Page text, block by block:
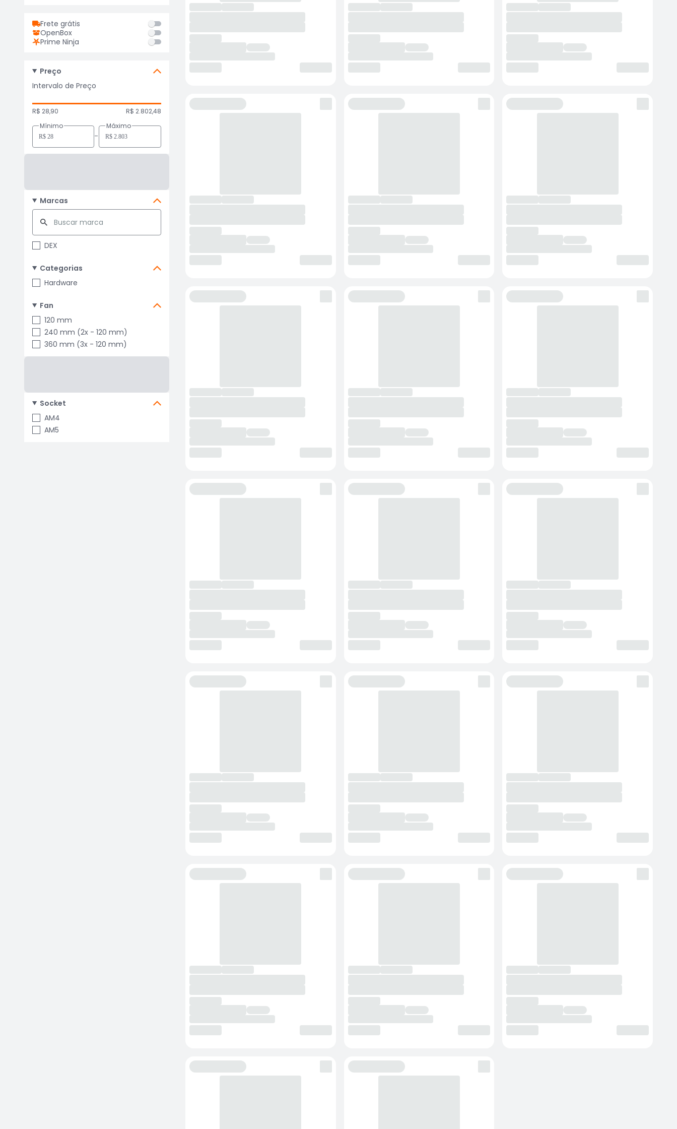
Frete grátis
OpenBox
Prime Ninja
Preço
Intervalo de Preço
R$ 28,90
R$ 2.802,48
Mínimo
-
Máximo
Marcas
DEX
Categorias
Hardware
Fan
120 mm
240 mm (2x - 120 mm)
360 mm (3x - 120 mm)
Socket
AM4
AM5